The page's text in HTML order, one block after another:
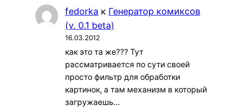
fedorka к Генератор комиксов
(v. 0.1 beta)
16.03.2012
как это та же??? Тут
рассматривается по сути своей
просто фильтр для обработки
картинок, а там механизм в который
загружаешь…